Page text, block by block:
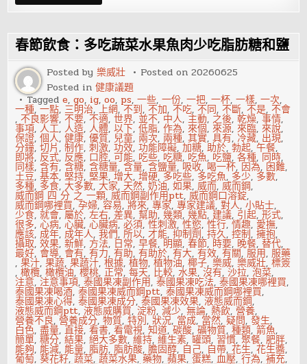
夜
發
胖
嗎？
吃
宵
夜
的
危
害
春節飲食：多吃蔬菜水果魚肉少吃脂肪糖和鹽
Posted by樂威壯 Posted on20260625
Posted in健康議題
Taggede,go, ig,oo, ps,一些,一份,一把,一杯,一樣,一次,
一種,一點, 三明治,上網,不到,不加,不吃,不同,不斷,不是,不會
,不良影響,不要,不適,世界,並不, 中人,主動, 之後,乾燥,事情,
事項,人工,人造,人體,以下,低脂,作為,來個,來源,來臨,來說,
保證,個人,健康,優質, 兒童, 兩次, 兩種,其實,具有, 冷藏, 出現,
分鐘,切片,制作,刺激,功效,功能障礙,加糖,助於,勃起,午餐,
即將, 反式, 反應, 口腔,可能, 吃些, 吃糖, 吃魚, 吃鹽,各種, 同時,
同樣,含有,含糖,含糖量,含量,含鹽量, 吸收, 喝一杯, 因為, 困難,
土豆,基本,堅持,堅果,增大,增硬, 多吃些, 多吃魚, 多少, 多數,
多種, 多食,大多數,大家, 天然,奶油,如果,威而,威而鋼,
威而鋼 四 分 之 一顆,威而鋼副作用ptt,威而鋼口溶錠,
威而鋼哪裡買,孕婦,容易,將來,專家,專家建議,對人,小貼士,
少食,就會,屬於,左右,差異,幫助,幾類,幾點, 建議, 引起,形式,
很多,心病,心臟,心臟病,必須,性刺激,性慾,性行,情趣, 愛撫,
應該, 成年, 成年人,我們,所以,才能,抑制劑,持久,控制,擁抱,
攝取,效果,新鮮, 方法, 日常,早餐, 明顯,春節, 時要, 晚餐,替代,
最好, 會導, 會有,有力,有助,有助於,有大,有效,有關,服用,服藥
,果汁,果蔬,果蔬汁,根據,植物,植物油,椰子,樂威,樂威壯,標簽
,橄欖,橄欖油,櫻桃,正常,每天, 比較,水果,沒有,沙拉,泡菜,
注意, 注意事項,泰國果凍副作用,泰國果凍吃法,泰國果凍哪裡買,
泰國果凍喝酒,泰國果凍威而鋼ptt,泰國果凍威而鋼哪裡買,
泰國果凍心得,泰國果凍成分,泰國果凍效果,液態威而鋼,
液態威而鋼ptt,液態威購買, 淀粉,減少,無論,熱飲,營養,
營養不良,營養成分,物質,特別,狀況, 當成, 當然,疑問,發生,
白色,盡量,直接,看書,看電視,知道,碳酸,礦物質,種類,箭魚,
簡單,糖分,結果,絕大多數,維持,維生素,罐頭, 習慣,聚餐,肥胖,
能夠, 能減, 能量,脂肪,脂肪酸,膽固醇, 自己, 自帶,花生,花生醬,
葡萄,葵花籽,蔬菜,蔬菜水果,藥物,蘋果,蛋糕,血壓,行為,補充,